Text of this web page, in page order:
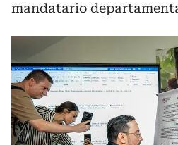
mandatario